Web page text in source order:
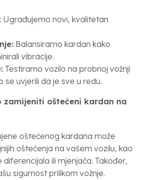
Ugrađujemo novi, kvalitetan
Balansiramo kardan kako
vibracije.
Testiramo vozilo na probnoj vožnji
se uvjerili da je sve u redu.
zamijeniti oštećeni kardan na
oštećenog kardana može
oštećenja na vašem vozilu, kao
diferencijala ili mjenjača. Također,
sigurnost prilikom vožnje.